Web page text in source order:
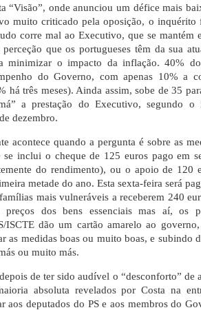
“Visão”, onde anunciou um défice mais
muito criticado pela oposição, o inquérito
corre mal ao Executivo, que se mantém
que os portugueses têm da sua
minimizar o impacto da inflação. 40%
do Governo, com apenas 10% a
há três meses). Ainda assim, sobe de 35
a prestação do Executivo, segundo
dezembro.
acontece quando a pergunta é sobre as
se inclui o cheque de 125 euros pago em
do rendimento), ou o apoio de 120
metade do ano. Esta sexta-feira será
mais vulneráveis a receberem 240
preços dos bens essenciais mas aí, os
ISCTE dão um cartão amarelo ao
as medidas boas ou muito boas, e subindo
ou muito más.
de ter sido audível o “desconforto” de
absoluta revelados por Costa na
aos deputados do PS e aos membros do